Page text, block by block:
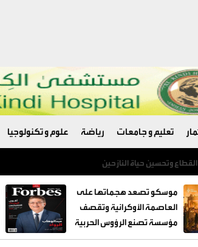
تعليم و جامعات رياضة علوم و تكنولوجيا
موسكو تصعد هجماتها على
العاصمة الأوكرانية وتقصف
مؤسسة تصنع الرؤوس الحربية